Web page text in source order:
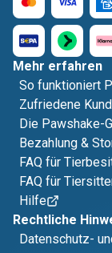
Mehr erfahren
So funktioniert
Zufriedene
Die Pawshake-
Bezahlung &
FAQ für
FAQ für
Hilfe
Rechtliche
Datenschutz-